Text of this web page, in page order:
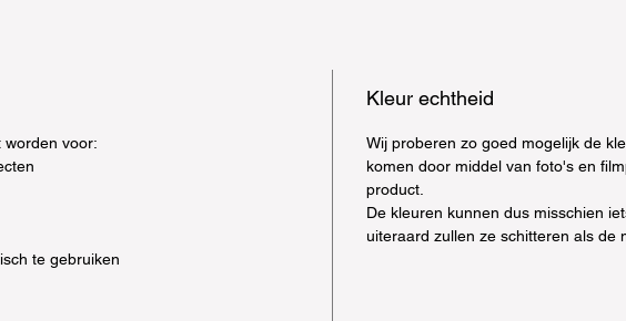
en sprinkel
voor een
lichaam.
- Ben je
worden voor:
te gebruiken
Kleur echtheid
Wij proberen zo goed mogelijk de
komen door middel van foto's en
product.
De kleuren kunnen dus misschien
uiteraard zullen ze schitteren als de